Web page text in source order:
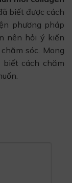
biết được cách
phương pháp
nên hỏi ý kiến
sóc. Mong
cách chăm